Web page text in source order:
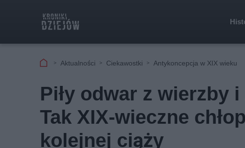
Aktualności Ciekawostki Antykoncepcja w XIX wieku
Piły odwar z wierzby
Tak XIX-wieczne
kolejnej ciąży